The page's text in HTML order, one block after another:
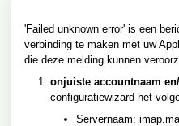
'Failed unknown error' is een
verbinding te maken met uw
die deze melding kunnen
onjuiste accountnaam
configuratiewizard het
Servernaam: